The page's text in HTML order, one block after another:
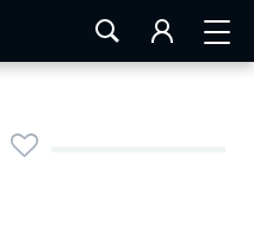
LA ROCHELLE